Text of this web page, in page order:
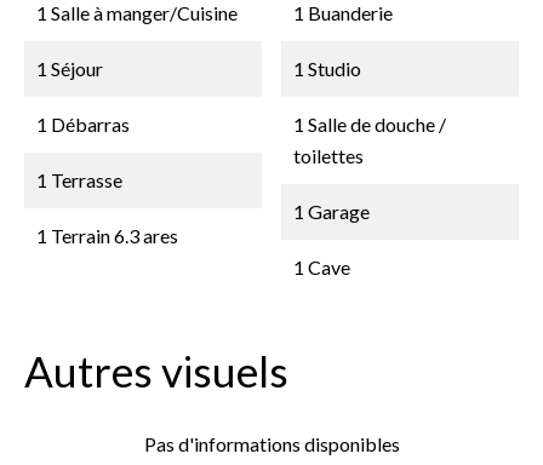
1 Salle à manger/Cuisine
1 Séjour
1 Débarras
1 Terrasse
1 Terrain6.3 ares
1 Buanderie
1 Studio
1 Salle de douche /
toilettes
1 Garage
1 Cave
Autres visuels
Pas d'informations disponibles